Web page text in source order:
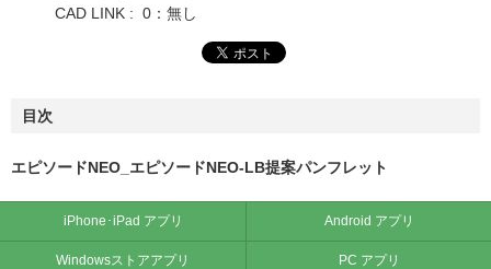
CAD LINK : 0：無し
目次
エピソードNEO_エピソードNEO-LB提案パンフレット
iPhone･iPad アプリ Android アプリ
Windowsストアアプリ PC アプリ